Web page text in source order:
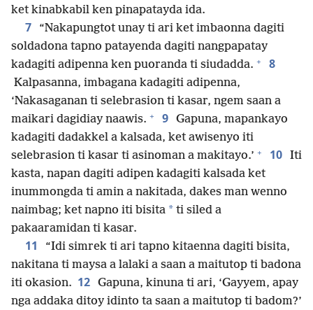
ket kinabkabil ken pinapatayda ida.
7
“Nakapungtot unay ti ari ket imbaonna dagiti
soldadona tapno patayenda dagiti nangpapatay
kadagiti adipenna ken puoranda ti siudadda. + 8
Kalpasanna, imbagana kadagiti adipenna,
‘Nakasaganan ti selebrasion ti kasar, ngem saan a
maikari dagidiay naawis. + 9 Gapuna, mapankayo
kadagiti dadakkel a kalsada, ket awisenyo iti
selebrasion ti kasar ti asinoman a makitayo.’ + 10 Iti
kasta, napan dagiti adipen kadagiti kalsada ket
inummongda ti amin a nakitada, dakes man wenno
naimbag; ket napno iti bisita * ti siled a
pakaaramidan ti kasar.
11
“Idi simrek ti ari tapno kitaenna dagiti bisita,
nakitana ti maysa a lalaki a saan a maitutop ti badona
iti okasion. 12 Gapuna, kinuna ti ari, ‘Gayyem, apay
nga addaka ditoy idinto ta saan a maitutop ti badom?’